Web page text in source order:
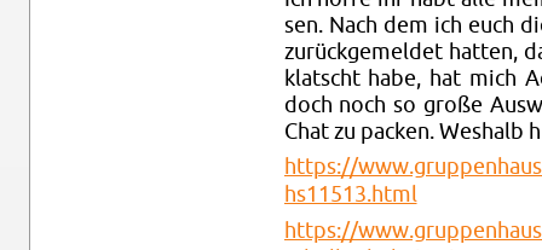
sen. Nach dem ich euch
zu­rück­ge­mel­det hat­ten,
klatscht habe, hat mich
doch noch so große
Chat zu pa­cken. Wes­halb
https://​
hs11513.​html
https://​